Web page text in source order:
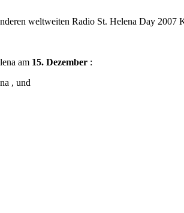
weltweiten Radio St. Helena Day 2007
am 15. Dezember:
, und